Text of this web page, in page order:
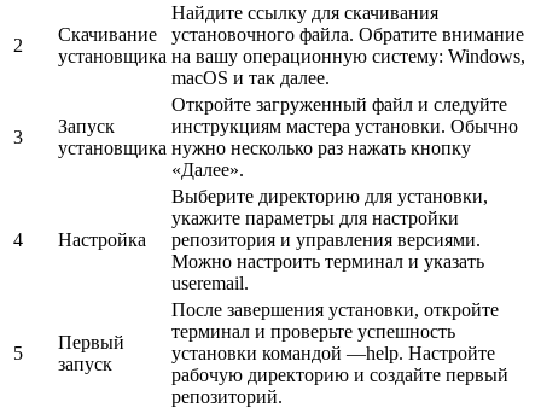
2
Скачивание
установщика
Найдите ссылку для скачивания
установочного файла. Обратите внимание
на вашу операционную систему: Windows,
macOS и так далее.
3
Запуск
установщика
Откройте загруженный файл и следуйте
инструкциям мастера установки. Обычно
нужно несколько раз нажать кнопку
«Далее».
4 Настройка
Выберите директорию для установки,
укажите параметры для настройки
репозитория и управления версиями.
Можно настроить терминал и указать
useremail.
5
Первый
запуск
После завершения установки, откройте
терминал и проверьте успешность
установки командой —help. Настройте
рабочую директорию и создайте первый
репозиторий.